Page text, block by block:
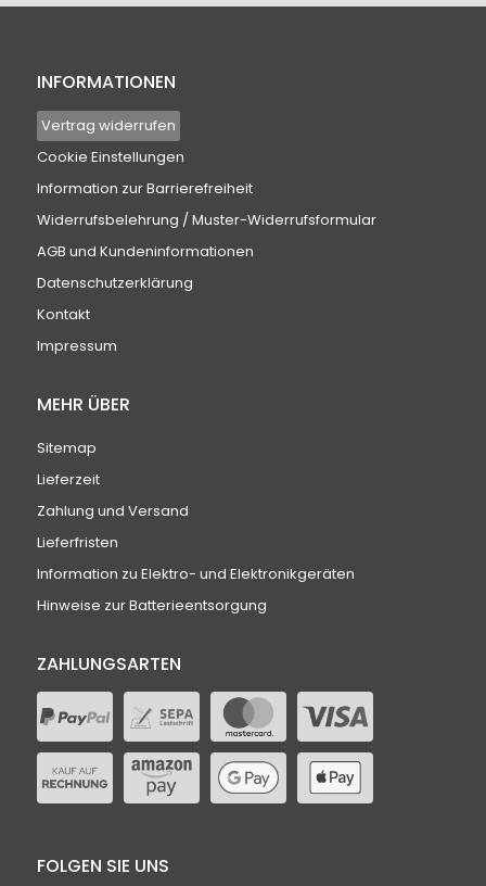
INFORMATIONEN
Vertrag widerrufen
Cookie Einstellungen
Information zur Barrierefreiheit
Widerrufsbelehrung / Muster-Widerrufsformular
AGB und Kundeninformationen
Datenschutzerklärung
Kontakt
Impressum
MEHR ÜBER
Sitemap
Lieferzeit
Zahlung und Versand
Lieferfristen
Information zu Elektro- und Elektronikgeräten
Hinweise zur Batterieentsorgung
ZAHLUNGSARTEN
FOLGEN SIE UNS